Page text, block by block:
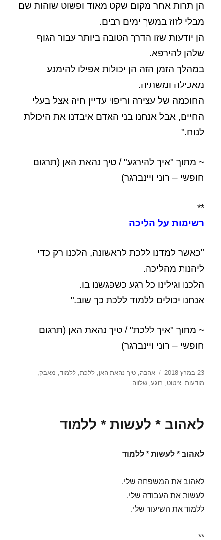
הן תרות אחר מקום שקט מאוד ופשוט שוהות שם
מבלי לזוז במשך ימים רבים.
הן יודעות שזו הדרך הטובה ביותר עבור הגוף
שלהן להירפא.
במהלך הזמן הזה הן יכולות אפילו להימנע
מאכילה ומשתיה.
החוכמה של עצירה וריפוי עדיין חיה אצל בעלי
החיים, אבל אנחנו בני האדם איבדנו את היכולת
לנוח."
~ מתוך "איך להירגע" / טיך נהאת האן (תרגום
חופשי – רוני ויינברגר)
**
רשימות על הליכה
"כאשר למדנו ללכת לראשונה, הלכנו רק כדי
ליהנות מהליכה.
הלכנו וגילינו כל רגע כשפגשנו בו.
אנחנו יכולים ללמוד ללכת כך שוב."
~ מתוך "איך ללכת" / טיך נהאת האן (תרגום
חופשי – רוני ויינברגר)
פורסם
בתאריך
23 במרץ 2018 תגיות
אהבה,טיך נהאת האן,ללכת,ללמוד, מאבק,
מודעות,ציטוט, רוגע,שלווה
לאהוב * לעשות * ללמוד
לאהוב * לעשות * ללמוד
לאהוב את המשפחה שלי.
לעשות את העבודה שלי.
ללמוד את השיעור שלי.
**